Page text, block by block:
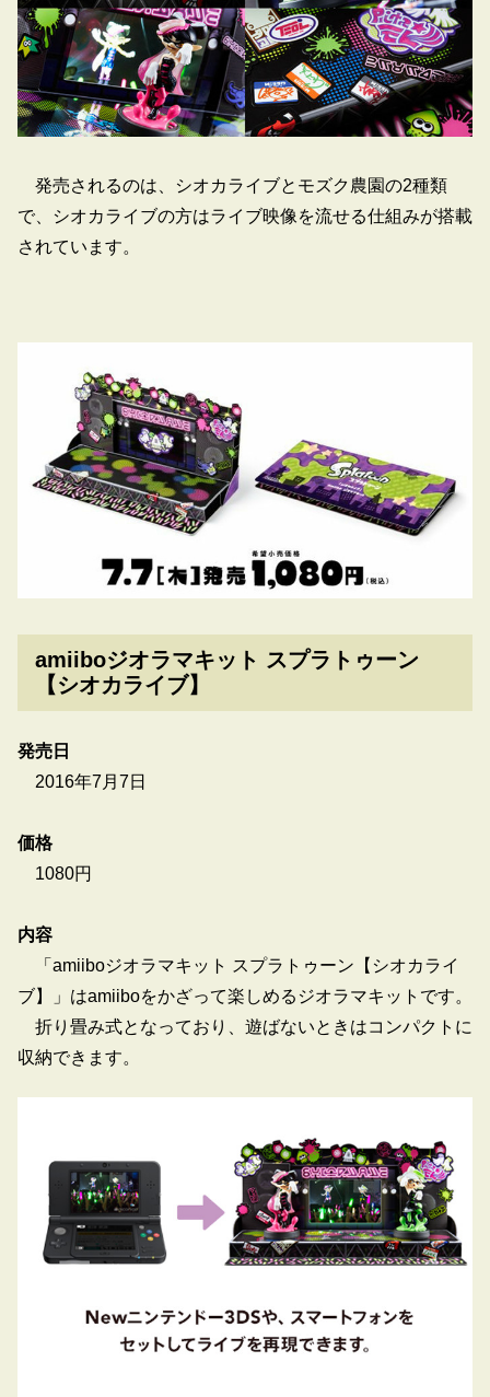
発売されるのは、シオカライブとモズク農園の2種類
で、シオカライブの方はライブ映像を流せる仕組みが搭載
されています。
amiiboジオラマキット スプラトゥーン
【シオカライブ】
発売日
2016年7月7日
価格
1080円
内容
「amiiboジオラマキット スプラトゥーン【シオカライ
ブ】」はamiiboをかざって楽しめるジオラマキットです。
折り畳み式となっており、遊ばないときはコンパクトに
収納できます。